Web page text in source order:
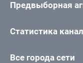
Предвыборная
Статистика
Все города сети